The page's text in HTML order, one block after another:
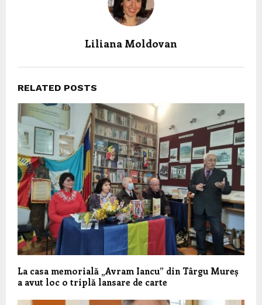
Liliana Moldovan
RELATED POSTS
La casa memorială „Avram Iancu” din Târgu Mureș
a avut loc o triplă lansare de carte